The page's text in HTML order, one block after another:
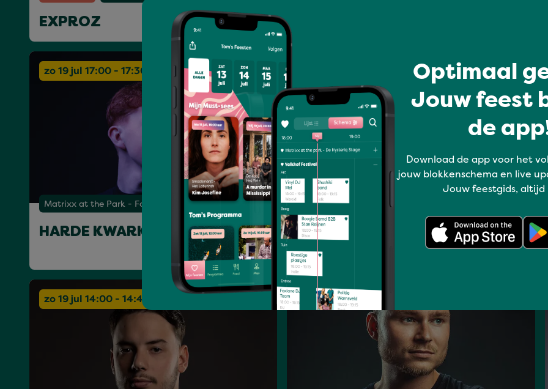
EXPROZ
zo 19 jul 17:00 - 17:30
Matrixx at the Park - Forest Stage
HARDE KWARK
Uit je plaat Matrixx at the Park - Mainstage
JONES & JAY REEVE PRESENTS
BACK TO THE FUTURE
zo 19 jul 14:00 - 14:45 zo 19 jul 16:15 - 17:00
Optimaal
Jouw feest
de
Download de app voor het
jouw blokkenschema en live
Jouw feestgids, altijd